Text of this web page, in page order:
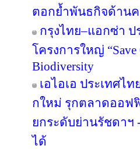
ตอกย้ำพันธกิจด้าน
กรุงไทย–แอกซ่า
โครงการใหญ่
Biodiversity
เอไอเอ ประเทศไ
กใหม่ รุกตลาดออฟฟิ
ยกระดับย่านรัชดาฯ
ได้